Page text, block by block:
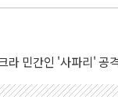
실적 호조까지, 상승
임시 주총 기대
장 레버리지 위험수